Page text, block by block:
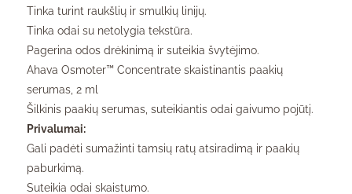
Tinka turint raukšlių ir smulkių linijų.
Tinka odai su netolygia tekstūra.
Pagerina odos drėkinimą ir suteikia švytėjimo.
Ahava Osmoter™ Concentrate skaistinantis paakių
serumas, 2 ml
Šilkinis paakių serumas, suteikiantis odai gaivumo pojūtį.
Privalumai:
Gali padėti sumažinti tamsių ratų atsiradimą ir paakių
paburkimą.
Suteikia odai skaistumo.